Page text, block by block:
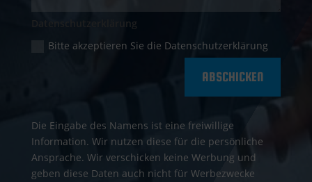
Datenschutzerklärung
Bitte akzeptieren Sie die Datenschutzerklärung
ABSCHICKEN
Die Eingabe des Namens ist eine freiwillige
Information. Wir nutzen diese für die persönliche
Ansprache. Wir verschicken keine Werbung und
geben diese Daten auch nicht für Werbezwecke